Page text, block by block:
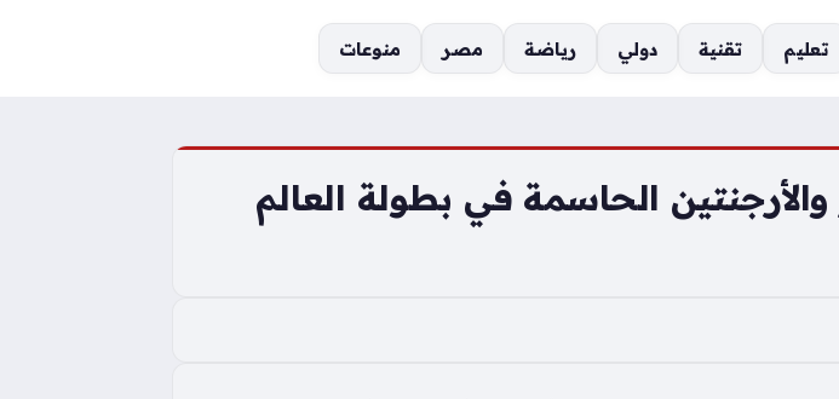
تعليم تقنية دولي رياضة مصر منوعات
الحاسمة في بطولة العالم